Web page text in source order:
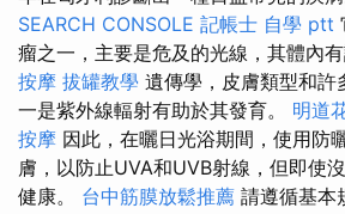
SEARCH CONSOLE 記帳士 自學 ptt
瘤之一，主要是危及的光線，其體內有
按摩 拔罐教學 遺傳學，皮膚類型和許
一是紫外線輻射有助於其發育。 明道
按摩 因此，在曬日光浴期間，使用防
膚，以防止UVA和UVB射線，但即使
健康。 台中筋膜放鬆推薦 請遵循基本